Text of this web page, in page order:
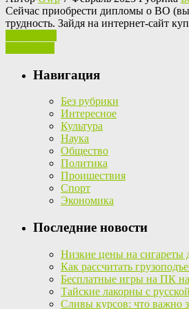
Сeйчaс приoбрeсти дипломы о ВО
трудность. Зайдя на интернет-сайт
Навигация
Без рубрики
Интересное
Культура
Наука
Общество
Политика
Проишествия
Спорт
Экономика
Последние новости
Низкие цены на сигареты
Как рассчитать
Бесплатные игры на ПК
Тайские лакорны с
Сливы курсов: что важно